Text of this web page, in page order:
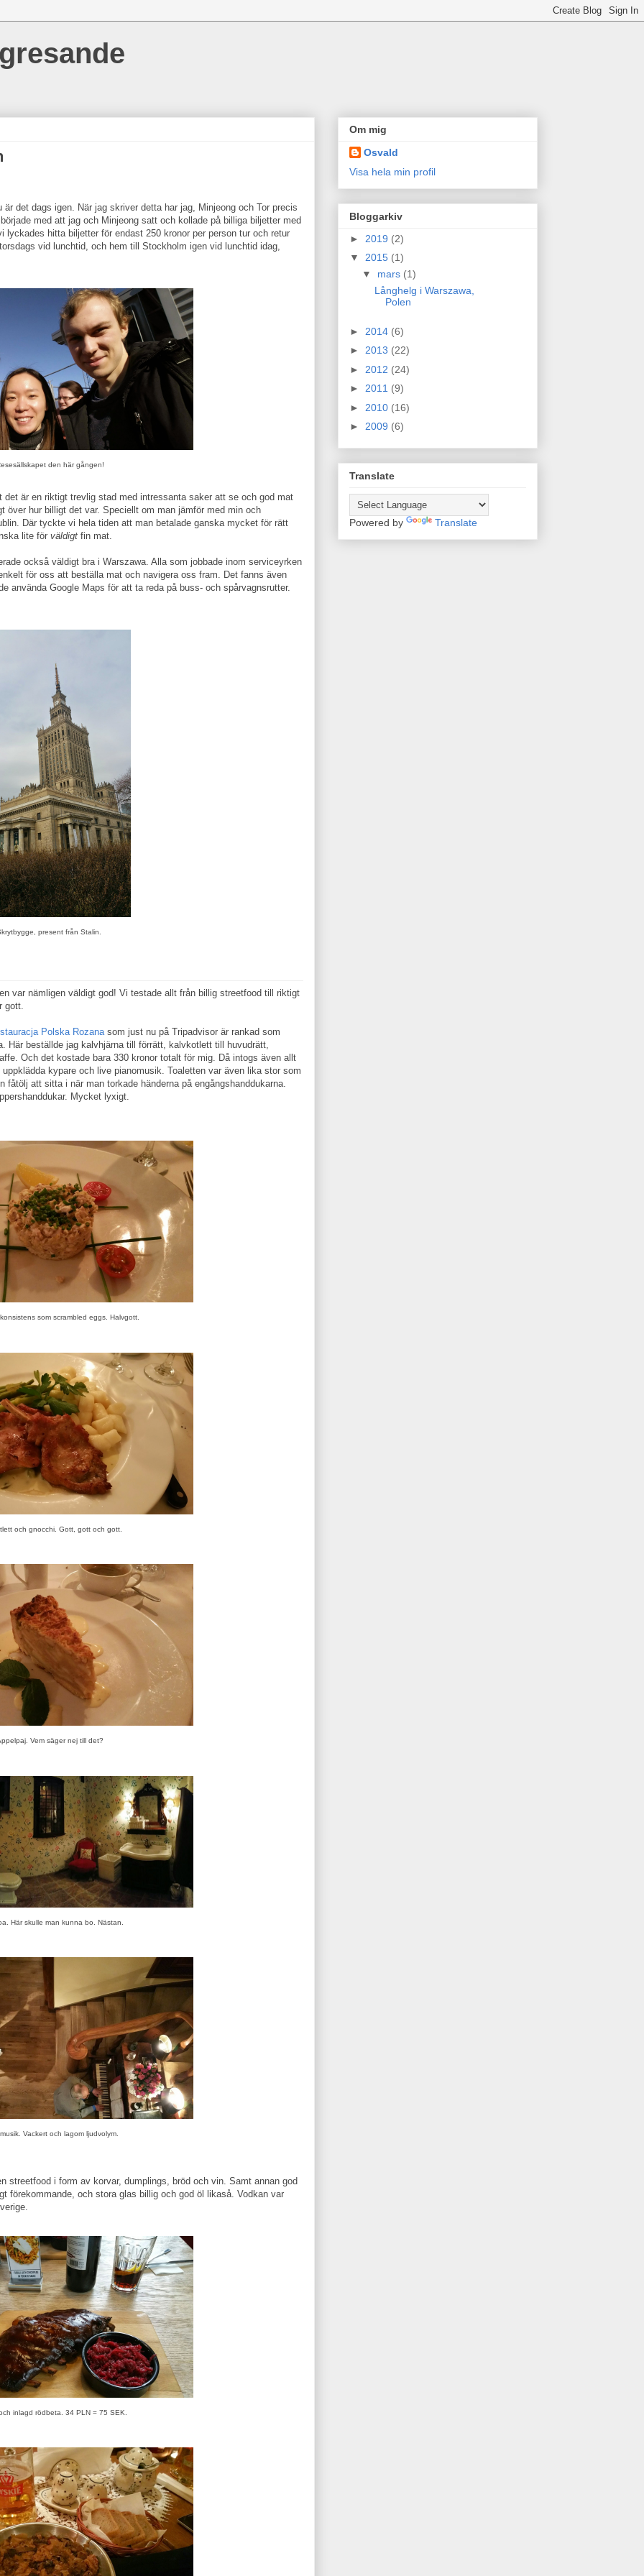
det dags igen. När jag skriver detta har jag, Minjeong och Tor precis
med att jag och Minjeong satt och kollade på billiga biljetter med
hitta biljetter för endast 250 kronor per person tur och retur
vid lunchtid, och hem till Stockholm igen vid lunchtid idag,
den här gången!
är en riktigt trevlig stad med intressanta saker att se och god mat
över hur billigt det var. Speciellt om man jämför med min och
Där tyckte vi hela tiden att man betalade ganska mycket för rätt
lite för väldigt fin mat.
också väldigt bra i Warszawa. Alla som jobbade inom serviceyrken
för oss att beställa mat och navigera oss fram. Det fanns även
använda Google Maps för att ta reda på buss- och spårvagnsrutter.
present från Stalin.
var nämligen väldigt god! Vi testade allt från billig streetfood till riktigt
gott.
Polska Rozanasom just nu på Tripadvisor är rankad som
Här beställde jag kalvhjärna till förrätt, kalvkotlett till huvudrätt,
Och det kostade bara 330 kronor totalt för mig. Då intogs även allt
kypare och live pianomusik. Toaletten var även lika stor som
att sitta i när man torkade händerna på engångshanddukarna.
Mycket lyxigt.
som scrambled eggs. Halvgott.
och gnocchi. Gott, gott och gott.
Vem säger nej till det?
Här skulle man kunna bo. Nästan.
Vackert och lagom ljudvolym.
streetfood i form av korvar, dumplings, bröd och vin. Samt annan god
förekommande, och stora glas billig och god öl likaså. Vodkan var
inlagd rödbeta. 34 PLN = 75 SEK.
Om mig
Osvald
Visa hela min profil
Bloggarkiv
► 2019 (2)
▼ 2015 (1)
▼ mars (1)
Långhelg i Warszawa,
Polen
► 2014 (6)
► 2013 (22)
► 2012 (24)
► 2011 (9)
► 2010 (16)
► 2009 (6)
Translate
Powered by Translate